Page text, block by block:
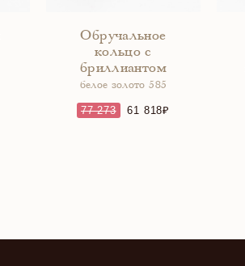
Обручальное
кольцо с
бриллиантом
белое золото 585
77 273 61 818